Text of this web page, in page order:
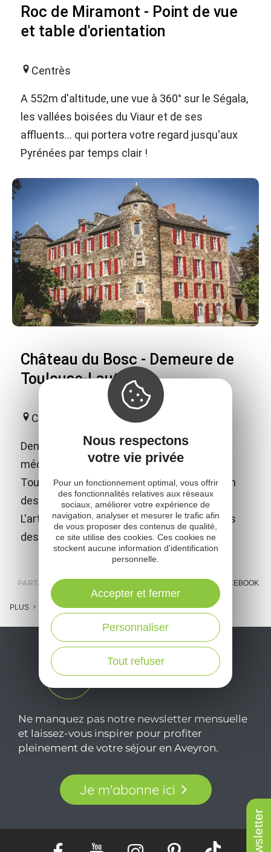
Newsletter
Roc de Miramont - Point de vue
et table d'orientation
Centrès
A 552m d'altitude, une vue à 360° sur le Ségala,
les vallées boisées du Viaur et de ses
affluents... qui portera votre regard jusqu'aux
Pyrénées par temps clair !
Château du Bosc - Demeure de
Toulouse-Lautrec
Camjac
Demeure familiale d'exception, ce château
médiéval richement meublé a donné à
Toulouse-Lautrec les atouts pour devenir un
des plus célèbres peintres du XIXème s.
L'artiste y est toujours présent à travers des
dessins, affiches et lithographies.
PARTAGER : FACEBOOK
PLUS
Ne manquez pas notre newsletter mensuelle
et laissez-vous inspirer pour profiter
pleinement de votre séjour en Aveyron.
Je m'abonne ici
Nous respectons
votre vie privée
Pour un fonctionnement optimal, vous offrir
des fonctionnalités relatives aux réseaux
sociaux, améliorer votre expérience de
navigation, analyser et mesurer le trafic afin
de vous proposer des contenus de qualité,
ce site utilise des cookies. Ces cookies ne
stockent aucune information d'identification
personnelle.
Tout refuser
Personnaliser
Accepter et fermer